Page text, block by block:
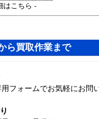
はこちら -
ら買取作業まで
フォームでお気軽にお問